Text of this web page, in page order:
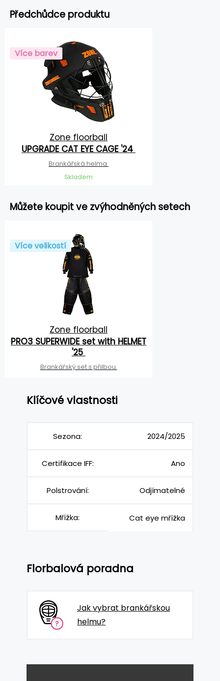
Předchůdce produktu
Více barev
Zone floorball
UPGRADE CAT EYE CAGE '24
Brankářská helma
Skladem
Můžete koupit ve zvýhodněných setech
Více velikostí
Zone floorball
PRO3 SUPERWIDE set with HELMET
'25
Brankářský set s přilbou
Klíčové vlastnosti
Sezona: 2024/2025
Certifikace IFF: Ano
Polstrování: Odjímatelné
Mřížka: Cat eye mřížka
Florbalová poradna
Jak vybrat brankářskou
helmu?